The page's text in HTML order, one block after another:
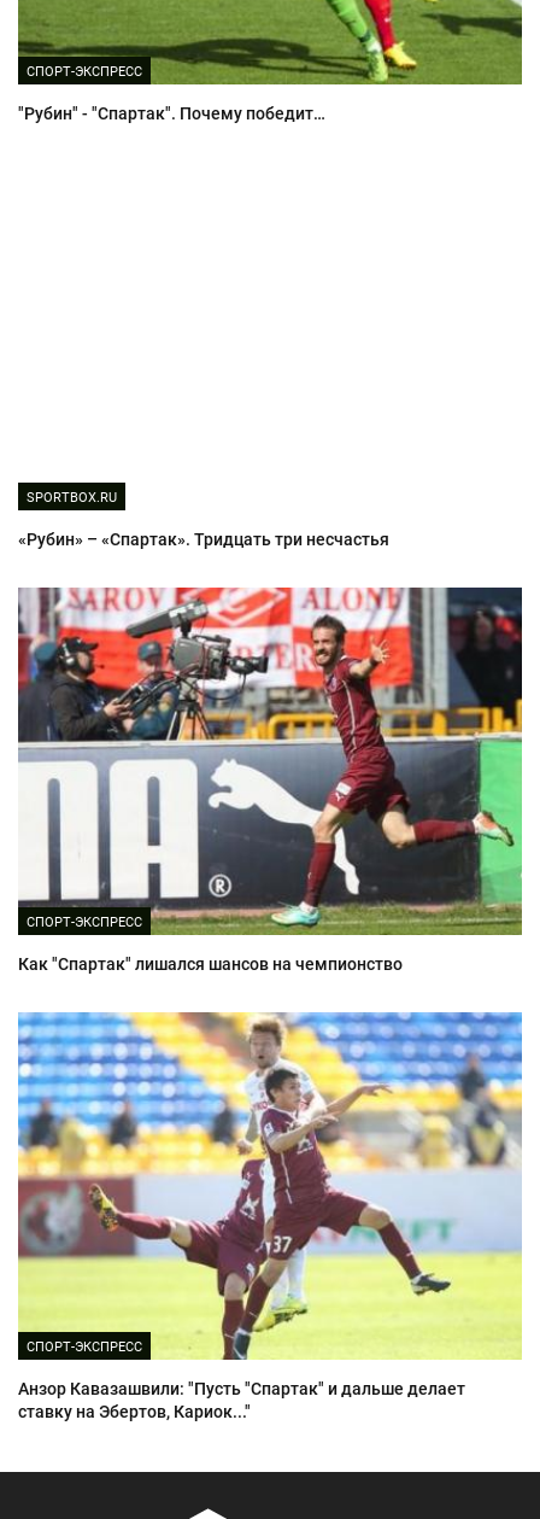
СПОРТ-ЭКСПРЕСС
"Рубин" - "Спартак". Почему победит…
SPORTBOX.RU
«Рубин» – «Спартак». Тридцать три несчастья
СПОРТ-ЭКСПРЕСС
Как "Спартак" лишался шансов на чемпионство
СПОРТ-ЭКСПРЕСС
Анзор Кавазашвили: "Пусть "Спартак" и дальше делает
ставку на Эбертов, Кариок..."